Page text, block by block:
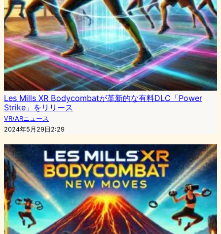
Les Mills XR Bodycombatが革新的な有料DLC「Power
Strike」をリリース
VR/ARニュース
2024年5月29日2:29